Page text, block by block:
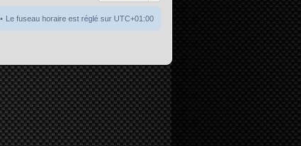
Le fuseau horaire est réglé sur UTC+01:00